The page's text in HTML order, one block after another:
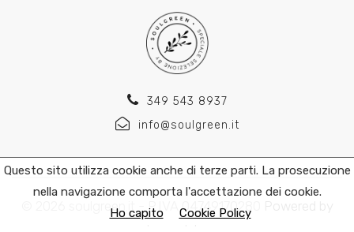
349 543 8937
info@soulgreen.it
© 2026 soulgreen.it - P.IVA 04749170280
Questo sito utilizza cookie anche di terze parti. La prosecuzione
nella navigazione comporta l'accettazione dei cookie.
Ho capito
Cookie Policy